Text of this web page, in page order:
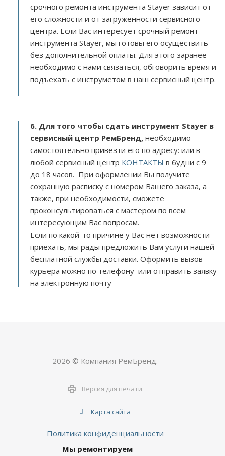
срочного ремонта инструмента Stayer зависит от
его сложности и от загруженности сервисного
центра. Если Вас интересует срочный ремонт
инструмента Stayer, мы готовы его осуществить
без дополнительной оплаты. Для этого заранее
необходимо с нами связаться, обговорить время и
подъехать с инструметом в наш сервисный центр.
6. Для того чтобы сдать инструмент Stayer в
сервисный центр РемБренд, необходимо
самостоятельно привезти его по адресу: или в
любой сервисный центр КОНТАКТЫ в будни с 9
до 18 часов. При оформлении Вы получите
сохранную расписку с номером Вашего заказа, а
также, при необходимости, сможете
проконсультироваться с мастером по всем
интересующим Вас вопросам.
Если по какой-то причине у Вас нет возможности
приехать, мы рады предложить Вам услуги нашей
бесплатной службы доставки. Оформить вызов
курьера можно по телефону или отправить заявку
на электронную почту
2026 © Компания РемБренд.
Версия для печати
Карта сайта
Политика конфиденциальности
Мы ремонтируем